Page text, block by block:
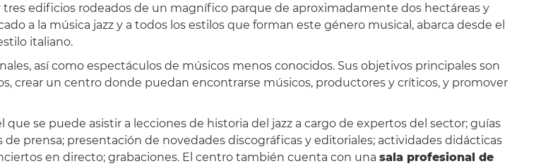
edificios rodeados de un magnífico parque de aproximadamente dos hectáreas y
a la música jazz y a todos los estilos que forman este género musical, abarca desde el
italiano.
así como espectáculos de músicos menos conocidos. Sus objetivos principales son
crear un centro donde puedan encontrarse músicos, productores y críticos, y promover
que se puede asistir a lecciones de historia del jazz a cargo de expertos del sector; guías
prensa; presentación de novedades discográficas y editoriales; actividades didácticas
en directo; grabaciones. El centro también cuenta con una sala profesional de